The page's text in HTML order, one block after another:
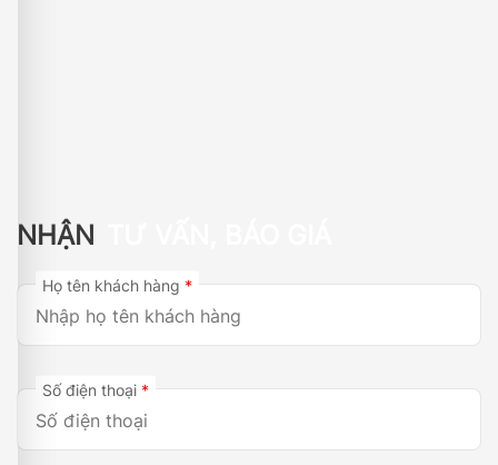
NHẬN
Họ tên khách hàng *
Số điện thoại *